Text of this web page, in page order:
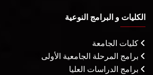
الكليات و البرامج النوعية
كليات الجامعة
برامج المرحلة الجامعية الأولى
برامج الدراسات العليا